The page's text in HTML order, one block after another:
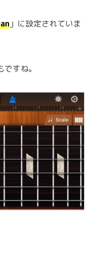
」に設定されていま
すね。